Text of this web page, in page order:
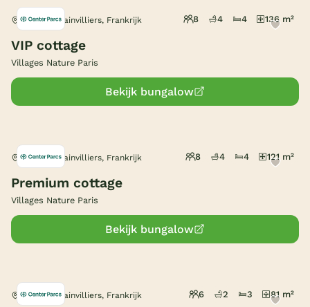
België
Onze e-boeken
Bailly-Romainvilliers, Frankrijk 8 4 4 136 m²
VIP cottage
Villages Nature Paris
Bekijk bungalow
Bailly-Romainvilliers, Frankrijk 8 4 4 121 m²
Premium cottage
Villages Nature Paris
Bekijk bungalow
Bailly-Romainvilliers, Frankrijk 6 2 3 81 m²